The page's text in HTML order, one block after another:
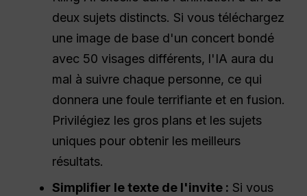
deux sujets distincts. Si vous téléchargez
une image de base d'un concert bondé
avec 50 visages différents, l'IA aura du
mal à suivre chaque personne, ce qui
donnera une foule terrifiante et en fusion.
Privilégiez les gros plans et les sujets
uniques pour obtenir les meilleurs
résultats.
Simplifier le texte de l'invite : Si vous